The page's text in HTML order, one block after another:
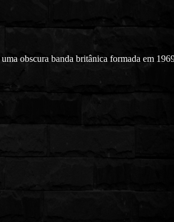
obscura banda britânica formada em